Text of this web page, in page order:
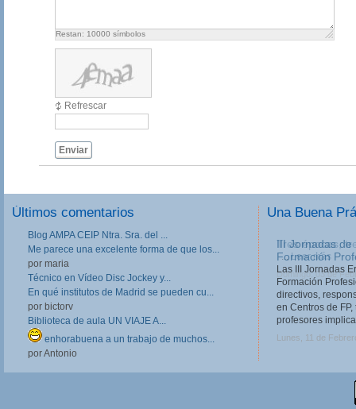
Restan: 10000 símbolos
Refrescar
Enviar
Últimos comentarios
Blog AMPA CEIP Ntra. Sra. del ...
Me parece una excelente forma de que los...
por maria
Técnico en Vídeo Disc Jockey y...
En qué institutos de Madrid se pueden cu...
por bictorv
Biblioteca de aula UN VIAJE A...
enhorabuena a un trabajo de muchos...
por Antonio
Una Buena
III Jornadas de
Formación
Las III Jornadas
Formación
directivos,
en Centros de
profesores
Lunes, 11 de